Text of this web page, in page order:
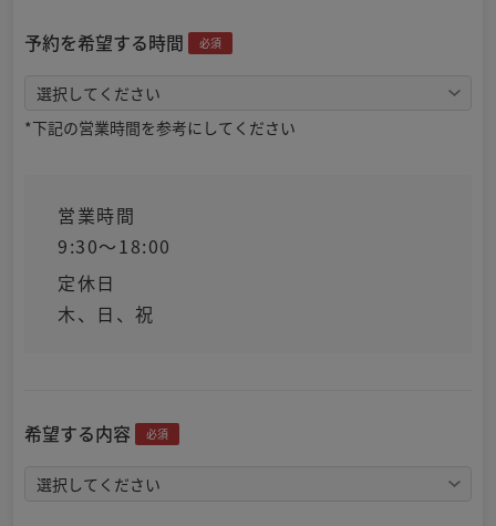
予約を希望する時間 必須
*下記の営業時間を参考にしてください
営業時間
9:30～18:00
定休日
木、日、祝
希望する内容 必須